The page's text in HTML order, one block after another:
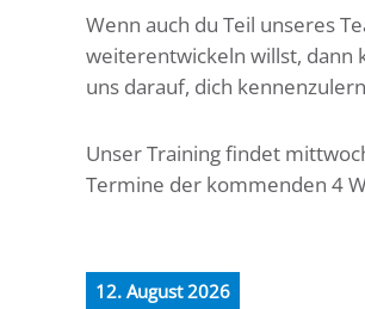
Wenn auch du Teil unseres
weiterentwickeln willst, dann
uns darauf, dich
Unser Training findet
Termine der kommenden 4
12. August 2026